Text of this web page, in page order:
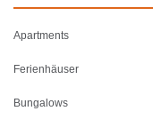
Apartments
Ferienhäuser
Bungalows